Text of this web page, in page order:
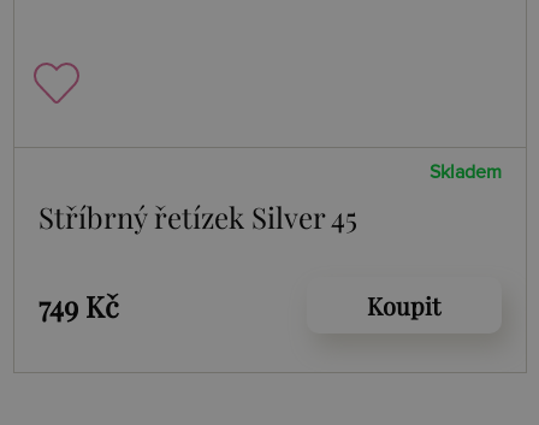
Skladem
Stříbrný řetízek Silver 45
749 Kč Koupit